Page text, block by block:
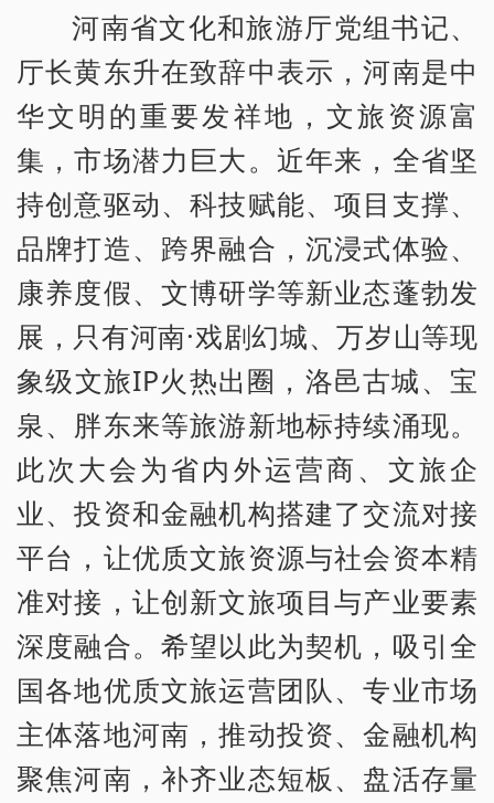
河南省文化和旅游厅党组书记、
厅长黄东升在致辞中表示，河南是中
华文明的重要发祥地，文旅资源富
集，市场潜力巨大。近年来，全省坚
持创意驱动、科技赋能、项目支撑、
品牌打造、跨界融合，沉浸式体验、
康养度假、文博研学等新业态蓬勃发
展，只有河南·戏剧幻城、万岁山等现
象级文旅IP火热出圈，洛邑古城、宝
泉、胖东来等旅游新地标持续涌现。
此次大会为省内外运营商、文旅企
业、投资和金融机构搭建了交流对接
平台，让优质文旅资源与社会资本精
准对接，让创新文旅项目与产业要素
深度融合。希望以此为契机，吸引全
国各地优质文旅运营团队、专业市场
主体落地河南，推动投资、金融机构
聚焦河南，补齐业态短板、盘活存量